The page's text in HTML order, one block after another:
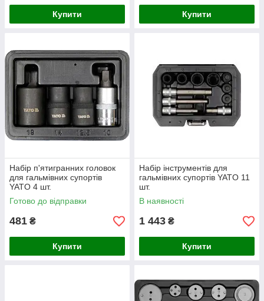
Купити Купити
Набір п'ятигранних головок
для гальмівних супортів
YATO 4 шт.
Готово до відправки
481 ₴
Купити
Набір інструментів для
гальмівних супортів YATO 11
шт.
В наявності
1 443 ₴
Купити